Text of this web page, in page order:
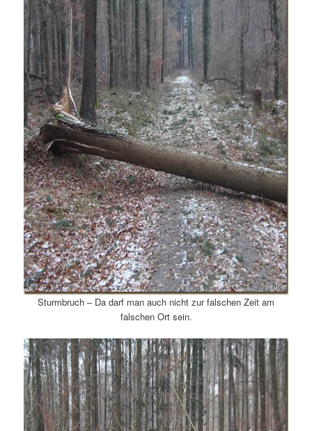
Sturmbruch – Da darf man auch nicht zur falschen Zeit am
falschen Ort sein.